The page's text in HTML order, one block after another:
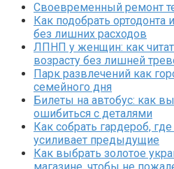
Своевременный ремонт
Как подобрать ортодонта
без лишних расходов
ЛПНП у женщин: как
возрасту без лишней
Парк развлечений как
семейного дня
Билеты на автобус: как
ошибиться с деталями
Как собрать гардероб,
усиливает предыдущие
Как выбрать золотое